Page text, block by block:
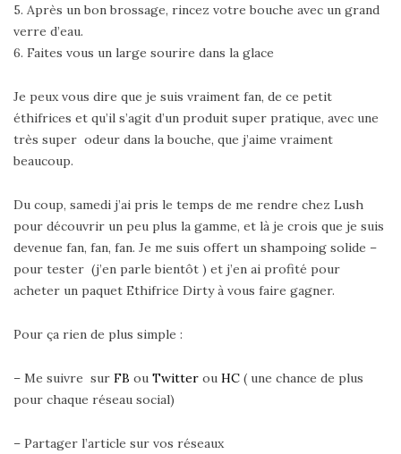
5. Après un bon brossage, rincez votre bouche avec un grand
verre d’eau.
6. Faites vous un large sourire dans la glace
Je peux vous dire que je suis vraiment fan, de ce petit
éthifrices et qu’il s’agit d’un produit super pratique, avec une
très super odeur dans la bouche, que j’aime vraiment
beaucoup.
Du coup, samedi j’ai pris le temps de me rendre chez Lush
pour découvrir un peu plus la gamme, et là je crois que je suis
devenue fan, fan, fan. Je me suis offert un shampoing solide –
pour tester (j’en parle bientôt ) et j’en ai profité pour
acheter un paquet Ethifrice Dirty à vous faire gagner.
Pour ça rien de plus simple :
– Me suivre sur FB ou Twitter ou HC ( une chance de plus
pour chaque réseau social)
– Partager l’article sur vos réseaux